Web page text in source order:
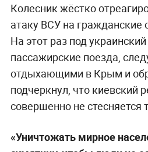
Колесник жёстко
атаку ВСУ на гражданские
На этот раз под
пассажирские поезда,
отдыхающими в Крым и
подчеркнул, что киевский
совершенно не стесняется
«Уничтожать мирное